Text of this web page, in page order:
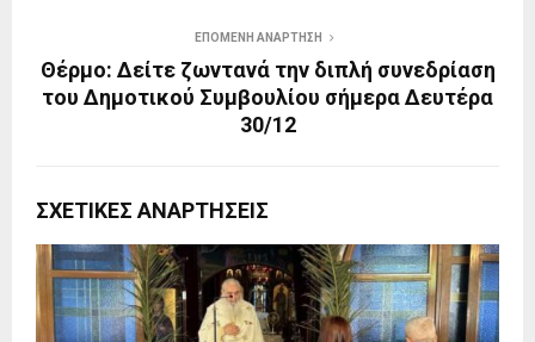
ΕΠΌΜΕΝΗ ΑΝΆΡΤΗΣΗ
Θέρμο: Δείτε ζωντανά την διπλή συνεδρίαση
του Δημοτικού Συμβουλίου σήμερα Δευτέρα
30/12
ΣΧΕΤΙΚΈΣ ΑΝΑΡΤΉΣΕΙΣ